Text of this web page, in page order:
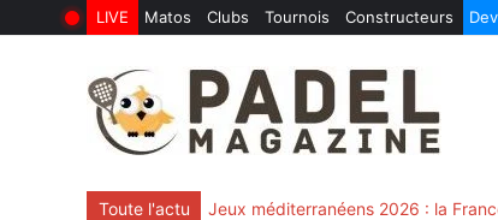
LIVE Matos Clubs Tournois Constructeurs
Toute l'actu Chingotto, ciblé tout le match mais
6 Août 2026
10 Juin 2026